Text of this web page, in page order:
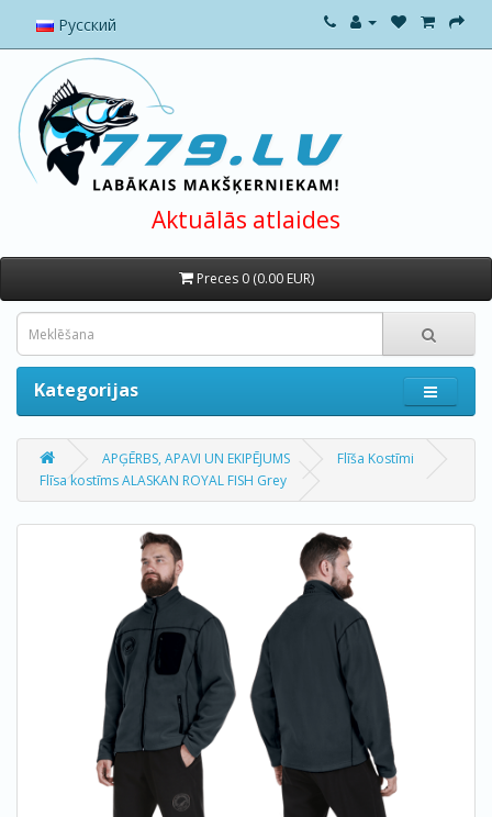
Русский
Aktuālās atlaides
Preces 0 (0.00 EUR)
Kategorijas
APĢĒRBS, APAVI UN EKIPĒJUMS
Flīša Kostīmi
Flīsa kostīms ALASKAN ROYAL FISH Grey